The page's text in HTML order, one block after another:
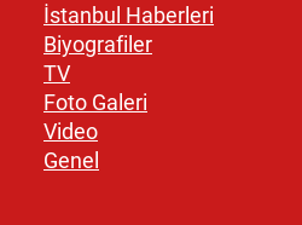
İstanbul Haberleri
Biyografiler
TV
Foto Galeri
Video
Genel